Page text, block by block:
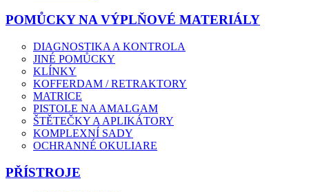
POMŮCKY NA VÝPLŇOVÉ MATERIÁLY
DIAGNOSTIKA A KONTROLA
JINÉ POMŮCKY
KLÍNKY
KOFFERDAM / RETRAKTORY
MATRICE
PISTOLE NA AMALGAM
ŠTĚTEČKY A APLIKÁTORY
KOMPLEXNÍ SADY
OCHRANNÉ OKULIARE
PŘÍSTROJE